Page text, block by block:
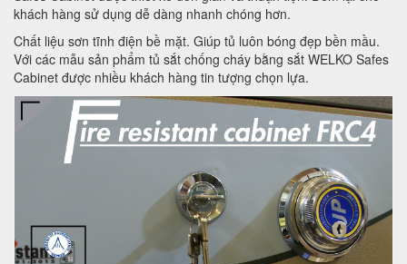
khách hàng sử dụng dễ dàng nhanh chóng hơn.
Chất liệu sơn tĩnh điện bề mặt. Giúp tủ luôn bóng đẹp bền mầu.
Với các mẫu sản phẩm tủ sắt chống cháy bằng sắt WELKO Safes
Cabinet được nhiều khách hàng tin tượng chọn lựa.